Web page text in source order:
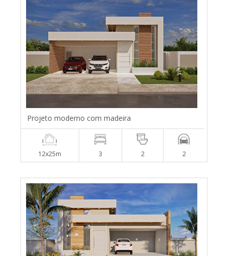
Projeto moderno com madeira
12x25m 3 2 2